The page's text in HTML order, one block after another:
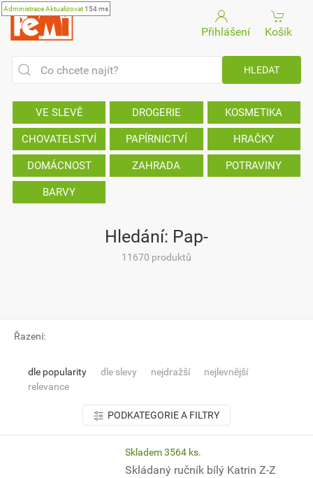
AdministraceAktualizovat154 ms
Přihlášení Košík
VE SLEVĚ DROGERIE KOSMETIKA
CHOVATELSTVÍ PAPÍRNICTVÍ HRAČKY
DOMÁCNOST ZAHRADA POTRAVINY
BARVY
Hledání: Pap-
11670 produktů
Řazení:
dle popularity dle slevy nejdražší
nejlevnější
relevance
PODKATEGORIE A FILTRY
Skladem 3564 ks.
Skládaný ručník bílý Katrin Z-Z